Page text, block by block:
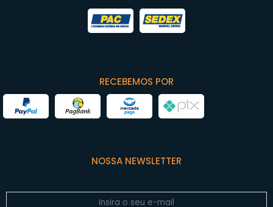
RECEBEMOS POR
NOSSA NEWSLETTER